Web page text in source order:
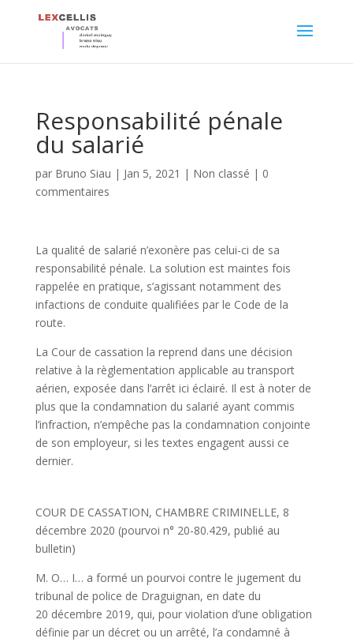
Responsabilité pénale
du salarié
par Bruno Siau | Jan 5, 2021 | Non classé | 0
commentaires
La qualité de salarié n’exonère pas celui-ci de sa
responsabilité pénale. La solution est maintes fois
rappelée en pratique, s’agissant notamment des
infactions de conduite qualifiées par le Code de la
route.
La Cour de cassation la reprend dans une décision
relative à la règlementation applicable au transport
aérien, exposée dans l’arrêt ici éclairé. Il est à noter de
plus que la condamnation du salarié ayant commis
l’infraction, n’empêche pas la condamnation conjointe
de son employeur, si les textes engagent aussi ce
dernier.
COUR DE CASSATION, CHAMBRE CRIMINELLE, 8
décembre 2020 (pourvoi n° 20-80.429, publié au
bulletin)
M. O… I… a formé un pourvoi contre le jugement du
tribunal de police de Draguignan, en date du
20 décembre 2019, qui, pour violation d’une obligation
définie par un décret ou un arrêté, l’a condamné à